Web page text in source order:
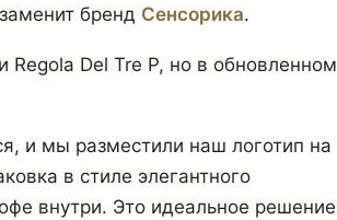
бренд Сенсорика.
Del Tre P, но в обновленном
и мы разместили наш логотип на
в стиле элегантного
внутри. Это идеальное решение